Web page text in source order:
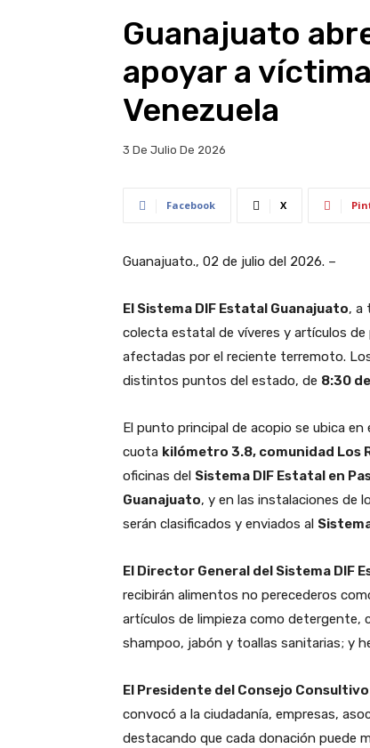
Guanajuato
apoyar a
Venezuela
3 De Julio De 2026
Facebook X
Guanajuato., 02 de julio del 2026. –
El Sistema DIF Estatal Guanajuato, a
colecta estatal de víveres y artículos de
afectadas por el reciente terremoto.
distintos puntos del estado, de 8:30
El punto principal de acopio se ubica en
cuota kilómetro 3.8, comunidad Los
oficinas del Sistema DIF Estatal en
Guanajuato, y en las instalaciones de
serán clasificados y enviados al
El Director General del Sistema DIF
recibirán alimentos no perecederos
artículos de limpieza como detergente,
shampoo, jabón y toallas sanitarias; y
El Presidente del Consejo
convocó a la ciudadanía, empresas,
destacando que cada donación puede